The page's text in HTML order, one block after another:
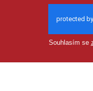
Souhlasím se